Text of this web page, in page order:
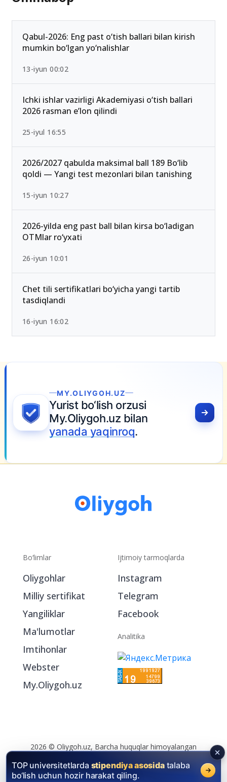
Ommabop
Qabul-2026: Eng past o‘tish ballari bilan kirish
mumkin bo‘lgan yo‘nalishlar
13-iyun 00:02
Ichki ishlar vazirligi Akademiyasi o‘tish ballari
2026 rasman e’lon qilindi
25-iyul 16:55
2026/2027 qabulda maksimal ball 189 Bo‘lib
qoldi — Yangi test mezonlari bilan tanishing
15-iyun 10:27
2026-yilda eng past ball bilan kirsa bo‘ladigan
OTMlar ro‘yxati
26-iyun 10:01
Chet tili sertifikatlari bo‘yicha yangi tartib
tasdiqlandi
bo‘lish orzusi
bilan
yaqinroq.
Bo‘limlar
Yangiliklar
Webster
My.Oliygoh.uz
Ijtimoiy tarmoqlarda
Instagram
Telegram
TOP universitetlarda stipendiya asosidatalaba
bo‘lish uchun hozir harakat qiling.